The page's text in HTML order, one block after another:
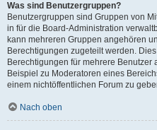
Was sind Benutzergruppen?
Benutzergruppen sind Gruppen von
in für die Board-Administration
kann mehreren Gruppen angehören
Berechtigungen zugeteilt werden.
Berechtigungen für mehrere
Beispiel zu Moderatoren eines
einem nichtöffentlichen Forum zu
Nach oben